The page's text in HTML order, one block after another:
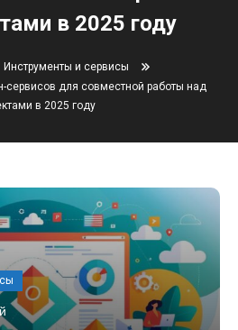
в 2025 году
Инструменты и сервисы
сервисов для совместной работы над
в 2025 году